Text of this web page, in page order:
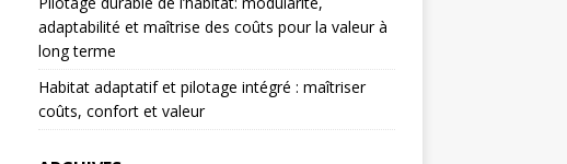
adaptabilité et maîtrise des coûts pour la valeur à
long terme
Habitat adaptatif et pilotage intégré : maîtriser
coûts, confort et valeur